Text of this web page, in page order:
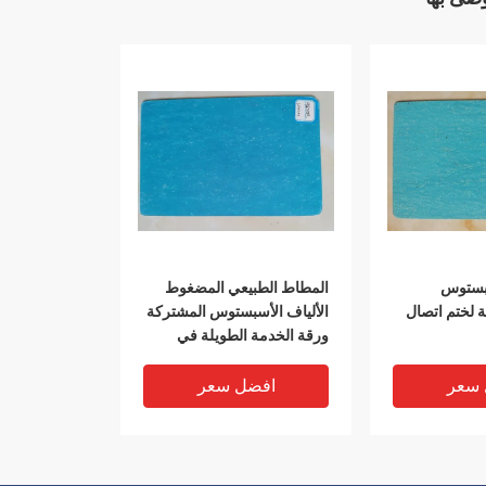
المطاط الطبيعي المضغوط
الألياف الأسبستوس المشتركة
ورقة الخدمة الطويلة في
افضل سعر
اتصال
سعر